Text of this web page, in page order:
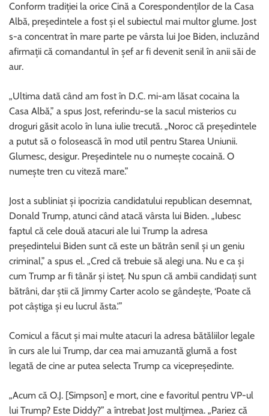
Conform tradiției la orice Cină a Corespondenților de la Casa
Albă, președintele a fost și el subiectul mai multor glume. Jost
s-a concentrat în mare parte pe vârsta lui Joe Biden, incluzând
afirmații că comandantul în șef ar fi devenit senil în anii săi de
aur.
„Ultima dată când am fost în D.C. mi-am lăsat cocaina la
Casa Albă,” a spus Jost, referindu-se la sacul misterios cu
droguri găsit acolo în luna iulie trecută. „Noroc că președintele
a putut să o folosească în mod util pentru Starea Uniunii.
Glumesc, desigur. Președintele nu o numește cocaină. O
numește tren cu viteză mare.”
Jost a subliniat și ipocrizia candidatului republican desemnat,
Donald Trump, atunci când atacă vârsta lui Biden. „Iubesc
faptul că cele două atacuri ale lui Trump la adresa
președintelui Biden sunt că este un bătrân senil și un geniu
criminal,” a spus el. „Cred că trebuie să alegi una. Nu e ca și
cum Trump ar fi tânăr și isteț. Nu spun că ambii candidați sunt
bătrâni, dar știi că Jimmy Carter acolo se gândește, ‘Poate că
pot câștiga și eu lucrul ăsta.'”
Comicul a făcut și mai multe atacuri la adresa bătăliilor legale
în curs ale lui Trump, dar cea mai amuzantă glumă a fost
legată de cine ar putea selecta Trump ca vicepreședinte.
„Acum că O.J. [Simpson] e mort, cine e favoritul pentru VP-ul
lui Trump? Este Diddy?” a întrebat Jost mulțimea. „Pariez că